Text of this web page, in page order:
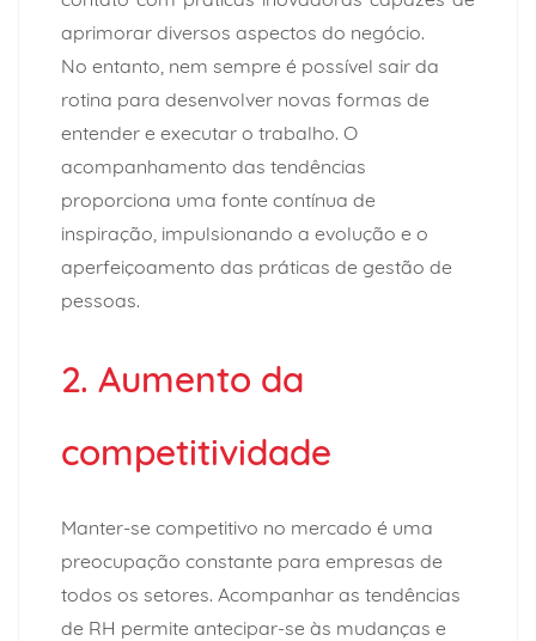
aprimorar diversos aspectos do negócio.
No entanto, nem sempre é possível sair da
rotina para desenvolver novas formas de
entender e executar o trabalho. O
acompanhamento das tendências
proporciona uma fonte contínua de
inspiração, impulsionando a evolução e o
aperfeiçoamento das práticas de gestão de
pessoas.
2. Aumento da
competitividade
Manter-se competitivo no mercado é uma
preocupação constante para empresas de
todos os setores. Acompanhar as tendências
de RH permite antecipar-se às mudanças e